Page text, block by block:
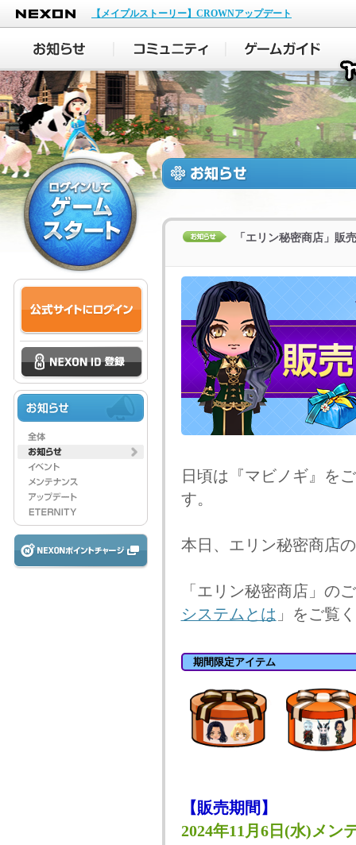
NEXON
【メイプルストーリー】CROWNアップデート
「エリン秘密商店」販
日頃は『マビノギ』を
す。
本日、エリン秘密商店
「エリン秘密商店」の
システムとは 」をご覧
期間限定アイテム
【販売期間】
2024年11月6日(水)メン